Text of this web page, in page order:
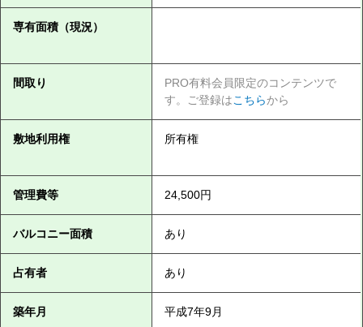
専有面積（現況）
間取り
PRO有料会員限定のコンテンツで
す。ご登録はこちらから
敷地利用権 所有権
管理費等 24,500円
バルコニー面積 あり
占有者 あり
築年月 平成7年9月